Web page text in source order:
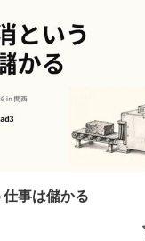
事は儲かる